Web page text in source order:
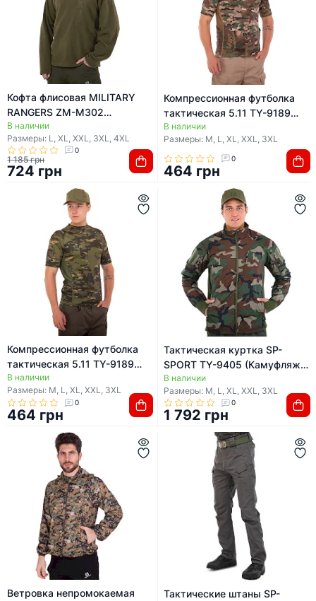
Кофта флисовая MILITARY
RANGERS ZM-M302
(Оливковый)
В наличии
Размеры: L, XL, XXL, 3XL, 4XL
0
1 185 грн
724 грн
Компрессионная футболка
тактическая 5.11 TY-9189
(Камуфляж Multicam)
В наличии
Размеры: M, L, XL, XXL, 3XL
0
464 грн
Компрессионная футболка
тактическая 5.11 TY-9189
(Камуфляж Multicam Tropic)
В наличии
Размеры: M, L, XL, XXL, 3XL
0
464 грн
Тактическая куртка SP-
SPORT TY-9405 (Камуфляж
Woodland)
В наличии
Размеры: M, L, XL, XXL, 3XL
0
1 792 грн
Ветровка непромокаемая
Тактические штаны SP-